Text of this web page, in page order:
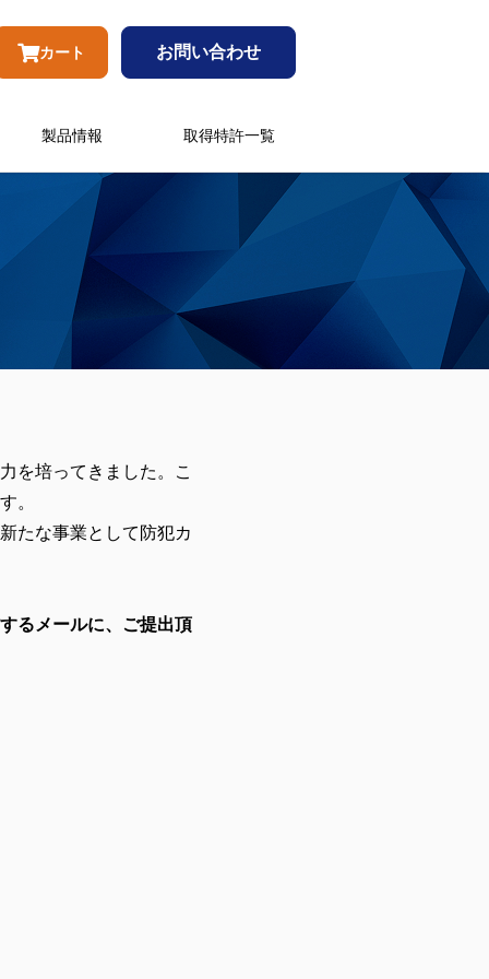
カート お問い合わせ
製品情報 取得特許一覧
を培ってきました。こ
。
たな事業として防犯カ
るメールに、ご提出頂